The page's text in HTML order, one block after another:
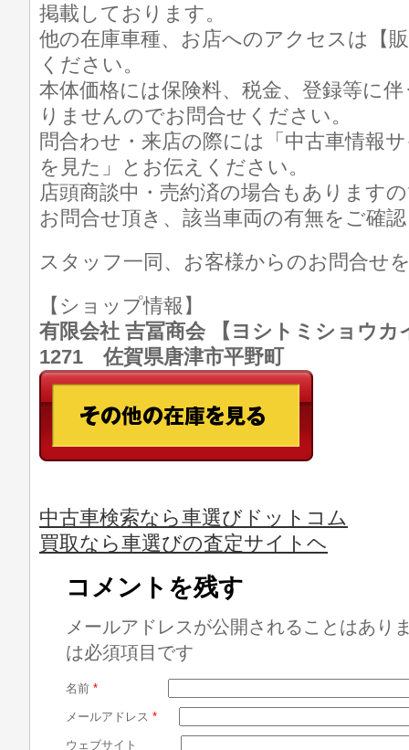
掲載しております。
他の在庫車種、お店へのアクセスは【
ください。
本体価格には保険料、税金、登録等に
りませんのでお問合せください。
問合わせ・来店の際には「中古車情報
を見た」とお伝えください。
店頭商談中・売約済の場合もあります
お問合せ頂き、該当車両の有無をご確
スタッフ一同、お客様からのお問合せ
【ショップ情報】
有限会社 吉冨商会 【ヨシトミショウ
1271 佐賀県唐津市平野町
中古車検索なら車選びドットコム
買取なら車選びの査定サイトヘ
コメントを残す
メールアドレスが公開されることはあり
は必須項目です
名前 *
メールアドレス *
ウェブサイト